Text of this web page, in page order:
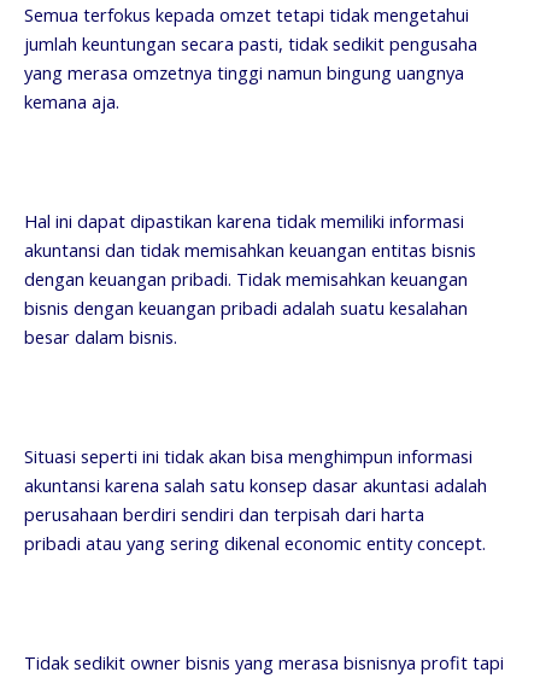
Semua terfokus kepada omzet tetapi tidak mengetahui
jumlah keuntungan secara pasti, tidak sedikit pengusaha
yang merasa omzetnya tinggi namun bingung uangnya
kemana aja.
Hal ini dapat dipastikan karena tidak memiliki informasi
akuntansi dan tidak memisahkan keuangan entitas bisnis
dengan keuangan pribadi. Tidak memisahkan keuangan
bisnis dengan keuangan pribadi adalah suatu kesalahan
besar dalam bisnis.
Situasi seperti ini tidak akan bisa menghimpun informasi
akuntansi karena salah satu konsep dasar akuntasi adalah
perusahaan berdiri sendiri dan terpisah dari harta
pribadi atau yang sering dikenal economic entity concept.
Tidak sedikit owner bisnis yang merasa bisnisnya profit tapi